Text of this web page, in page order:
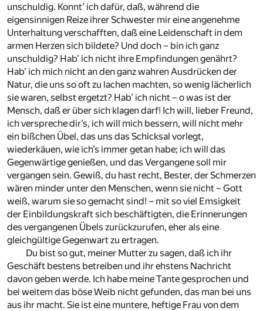
unschuldig. Konnt’ ich dafür, daß, während die
eigensinnigen Reize ihrer Schwester mir eine angenehme
Unterhaltung verschafften, daß eine Leidenschaft in dem
armen Herzen sich bildete? Und doch – bin ich ganz
unschuldig? Hab’ ich nicht ihre Empfindungen genährt?
Hab’ ich mich nicht an den ganz wahren Ausdrücken der
Natur, die uns so oft zu lachen machten, so wenig lächerlich
sie waren, selbst ergetzt? Hab’ ich nicht – o was ist der
Mensch, daß er über sich klagen darf! Ich will, lieber Freund,
ich verspreche dir’s, ich will mich bessern, will nicht mehr
ein bißchen Übel, das uns das Schicksal vorlegt,
wiederkäuen, wie ich’s immer getan habe; ich will das
Gegenwärtige genießen, und das Vergangene soll mir
vergangen sein. Gewiß, du hast recht, Bester, der Schmerzen
wären minder unter den Menschen, wenn sie nicht – Gott
weiß, warum sie so gemacht sind! – mit so viel Emsigkeit
der Einbildungskraft sich beschäftigten, die Erinnerungen
des vergangenen Übels zurückzurufen, eher als eine
gleichgültige Gegenwart zu ertragen.
Du bist so gut, meiner Mutter zu sagen, daß ich ihr
Geschäft bestens betreiben und ihr ehstens Nachricht
davon geben werde. Ich habe meine Tante gesprochen und
bei weitem das böse Weib nicht gefunden, das man bei uns
aus ihr macht. Sie ist eine muntere, heftige Frau von dem